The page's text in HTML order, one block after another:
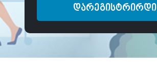
დარეგისტრირდი